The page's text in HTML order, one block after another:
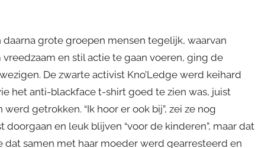
grote groepen mensen tegelijk, waarvan
en stil actie te gaan voeren, ging de
De zwarte activist Kno’Ledge werd keihard
het anti-blackface t-shirt goed te zien was, juist
getrokken. “Ik hoor er ook bij”, zei ze nog
en leuk blijven “voor de kinderen”, maar dat
samen met haar moeder werd gearresteerd en